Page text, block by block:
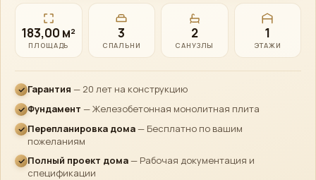
183,00 м²
ПЛОЩАДЬ
3
СПАЛЬНИ
2
САНУЗЛЫ
1
ЭТАЖИ
Гарантия — 20 лет на конструкцию
Фундамент — Железобетонная монолитная плита
Перепланировка дома— Бесплатно по вашим
пожеланиям
Полный проект дома— Рабочая документация и
спецификации
Алексей · СкандиЭкоДом
Telegram
Быстрый ответ